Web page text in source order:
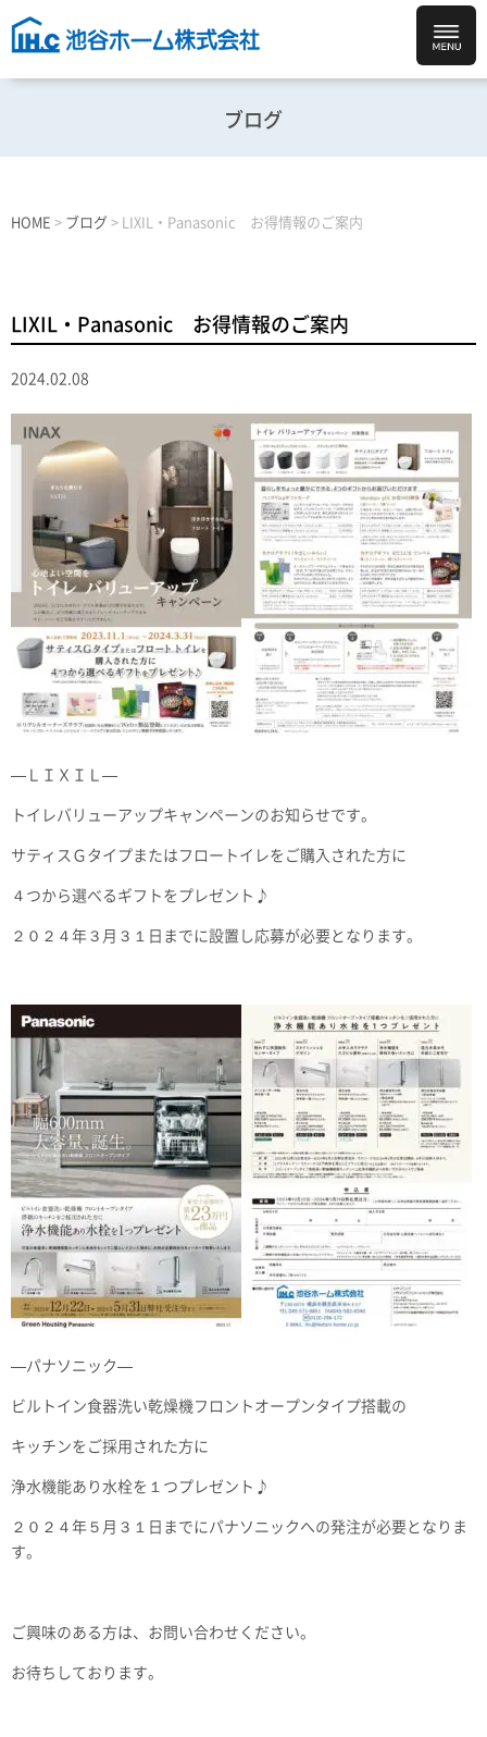
ブログ
HOME > ブログ > LIXIL・Panasonic お得情報のご案内
LIXIL・Panasonic お得情報のご案内
2024.02.08
—ＬＩＸＩＬ—
トイレバリューアップキャンペーンのお知らせです。
サティスＧタイプまたはフロートイレをご購入された方に
４つから選べるギフトをプレゼント♪
２０２４年３月３１日までに設置し応募が必要となります。
—パナソニック—
ビルトイン食器洗い乾燥機フロントオープンタイプ搭載の
キッチンをご採用された方に
浄水機能あり水栓を１つプレゼント♪
２０２４年５月３１日までにパナソニックへの発注が必要となりま
す。
ご興味のある方は、お問い合わせください。
お待ちしております。